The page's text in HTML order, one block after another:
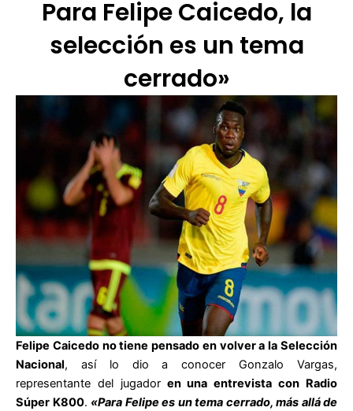
Para Felipe Caicedo, la
selección es un tema
cerrado»
Felipe Caicedo no tiene pensado en volver a la Selección
Nacional, así lo dio a conocer Gonzalo Vargas,
representante del jugadoren una entrevista con Radio
Súper K800. «Para Felipe es un tema cerrado, más allá de